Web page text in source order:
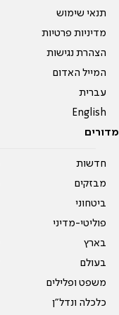
תנאי שימוש
מדיניות פרטיות
הצהרת נגישות
המייל האדום
עברית
English
מדורים
חדשות
מבזקים
ביטחוני
פוליטי-מדיני
בארץ
בעולם
משפט ופלילים
כלכלה ונדל"ן